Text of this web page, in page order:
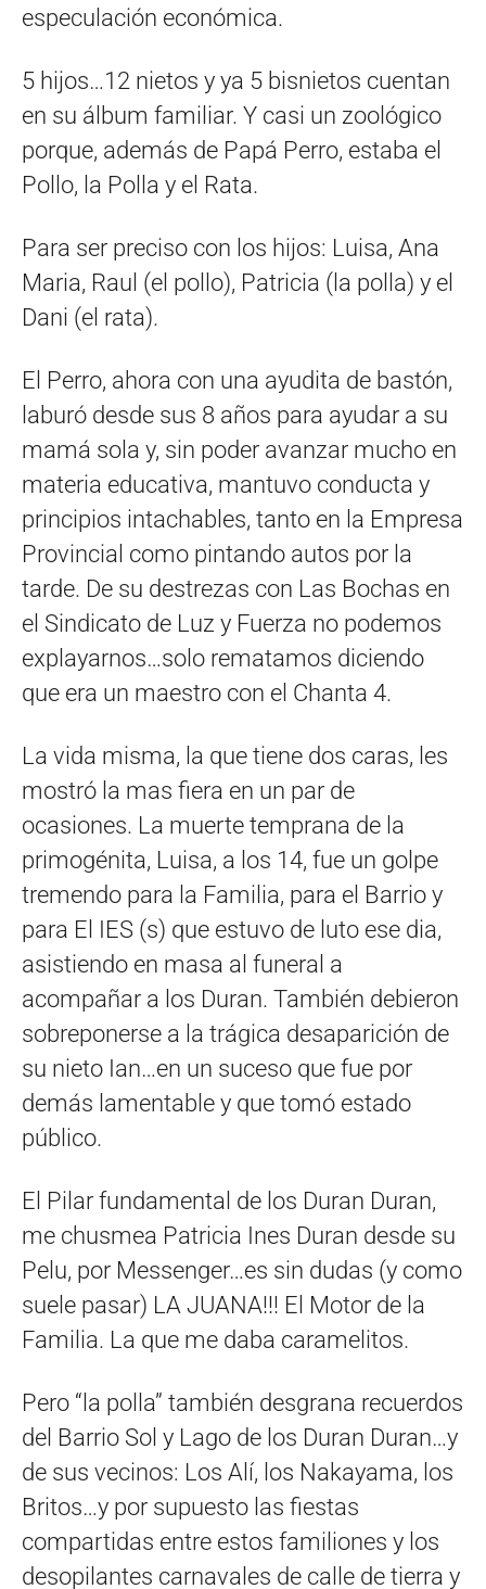
especulación económica.
5 hijos…12 nietos y ya 5 bisnietos cuentan
en su álbum familiar. Y casi un zoológico
porque, además de Papá Perro, estaba el
Pollo, la Polla y el Rata.
Para ser preciso con los hijos: Luisa, Ana
Maria, Raul (el pollo), Patricia (la polla) y el
Dani (el rata).
El Perro, ahora con una ayudita de bastón,
laburó desde sus 8 años para ayudar a su
mamá sola y, sin poder avanzar mucho en
materia educativa, mantuvo conducta y
principios intachables, tanto en la Empresa
Provincial como pintando autos por la
tarde. De su destrezas con Las Bochas en
el Sindicato de Luz y Fuerza no podemos
explayarnos…solo rematamos diciendo
que era un maestro con el Chanta 4.
La vida misma, la que tiene dos caras, les
mostró la mas fiera en un par de
ocasiones. La muerte temprana de la
primogénita, Luisa, a los 14, fue un golpe
tremendo para la Familia, para el Barrio y
para El IES (s) que estuvo de luto ese dia,
asistiendo en masa al funeral a
acompañar a los Duran. También debieron
sobreponerse a la trágica desaparición de
su nieto Ian…en un suceso que fue por
demás lamentable y que tomó estado
público.
El Pilar fundamental de los Duran Duran,
me chusmea Patricia Ines Duran desde su
Pelu, por Messenger…es sin dudas (y como
suele pasar) LA JUANA!!! El Motor de la
Familia. La que me daba caramelitos.
Pero “la polla” también desgrana recuerdos
del Barrio Sol y Lago de los Duran Duran…y
de sus vecinos: Los Alí, los Nakayama, los
Britos…y por supuesto las fiestas
compartidas entre estos familiones y los
desopilantes carnavales de calle de tierra y